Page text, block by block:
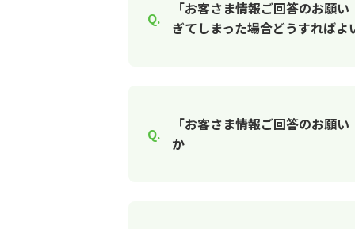
「お客さま情報ご回答のお願
ぎてしまった場合どうすれば
「お客さま情報ご回答のお願
か